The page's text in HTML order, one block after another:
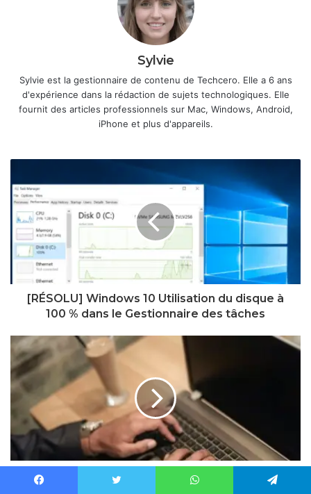
Sylvie
Sylvie est la gestionnaire de contenu de Techcero. Elle a 6 ans
d'expérience dans la rédaction de sujets technologiques. Elle
fournit des articles professionnels sur Mac, Windows, Android,
iPhone et plus d'appareils.
[RÉSOLU] Windows 10 Utilisation du disque à
100 % dans le Gestionnaire des tâches
[RÉSOLU] L’ordinateur est allumé mais l’écran